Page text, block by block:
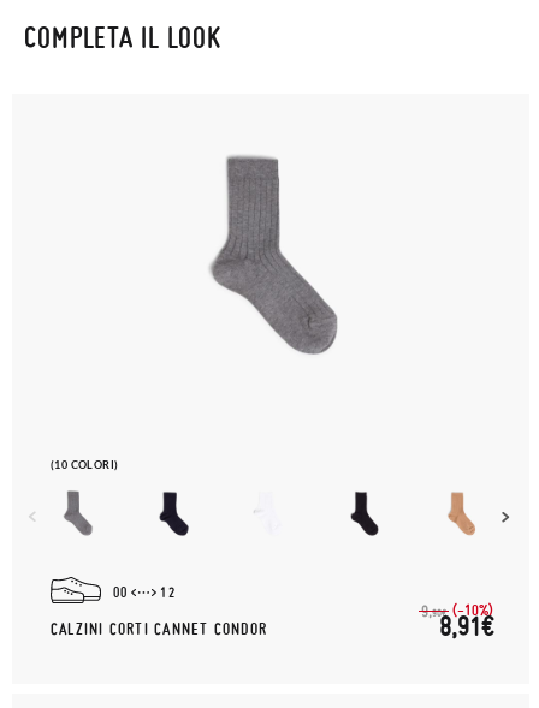
COMPLETA IL LOOK
(10 COLORI)
00 12
CALZINI CORTI CANNET CONDOR
9,90€ (-10%)
8,91€